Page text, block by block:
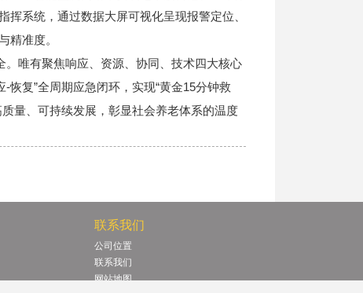
系统，通过数据大屏可视化呈现报警定位、
精准度。
。唯有聚焦响应、资源、协同、技术四大核心
复”全周期应急闭环，实现“黄金15分钟救
量、可持续发展，彰显社会养老体系的温度
联系我们
公司位置
联系我们
网站地图